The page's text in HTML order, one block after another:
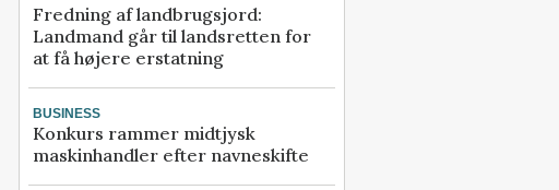
Fredning af landbrugsjord:
Landmand går til landsretten for
at få højere erstatning
BUSINESS
Konkurs rammer midtjysk
maskinhandler efter navneskifte